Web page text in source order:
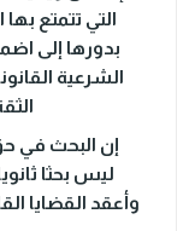
التي تتمتع
بدورها إلى
الشرعية
إن البحث في
ليس بحثا
وأعقد القضايا